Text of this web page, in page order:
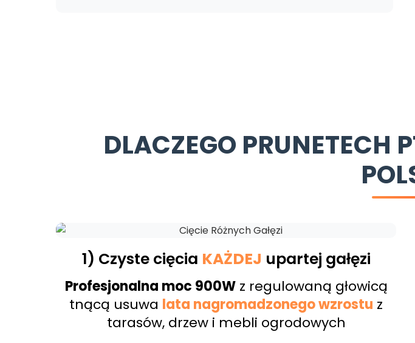
DLACZEGO
1) Czyste cięcia KAŻDEJ upartej gałęzi
Profesjonalna moc 900Wz regulowaną głowicą
tnącą usuwa lata nagromadzonego wzrostu z
tarasów, drzew i mebli ogrodowych